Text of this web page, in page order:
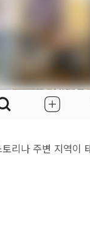
리나 주변 지역이